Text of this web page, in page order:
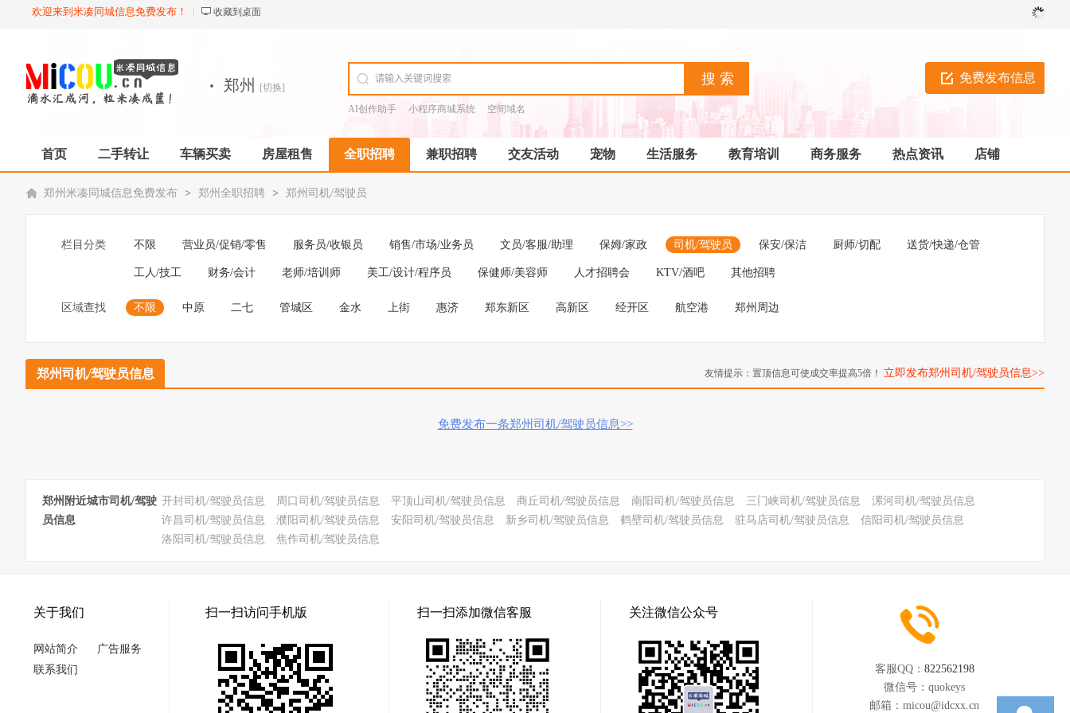
欢迎来到米凑同城信息免费发布！ 收藏到桌面
免费发布信息
· 郑州
[切换]
AI创作助手
小程序商城系统 空间域名
首页 二手转让 车辆买卖 房屋租售 全职招聘 兼职招聘 交友活动 宠物 生活服务 教育培训 商务服务 热点资讯 店铺
郑州米凑同城信息免费发布 > 郑州全职招聘 > 郑州司机/驾驶员
栏目分类 不限 营业员/促销/零售 服务员/收银员 销售/市场/业务员 文员/客服/助理 保姆/家政 司机/驾驶员 保安/保洁 厨师/切配 送货/快递/仓管
工人/技工 财务/会计 老师/培训师 美工/设计/程序员 保健师/美容师 人才招聘会 KTV/酒吧 其他招聘
区域查找 不限 中原 二七 管城区 金水 上街 惠济 郑东新区 高新区 经开区 航空港 郑州周边
郑州司机/驾驶员信息 友情提示：置顶信息可使成交率提高5倍！ 立即发布郑州司机/驾驶员信息>>
免费发布一条郑州司机/驾驶员信息>>
郑州附近城市司机/驾驶
员信息
开封司机/驾驶员信息 周口司机/驾驶员信息 平顶山司机/驾驶员信息 商丘司机/驾驶员信息 南阳司机/驾驶员信息 三门峡司机/驾驶员信息
漯河司机/驾驶员信息
许昌司机/驾驶员信息
濮阳司机/驾驶员信息 安阳司机/驾驶员信息 新乡司机/驾驶员信息 鹤壁司机/驾驶员信息 驻马店司机/驾驶员信息
信阳司机/驾驶员信息
洛阳司机/驾驶员信息
焦作司机/驾驶员信息
关于我们
网站简介
广告服务
联系我们
扫一扫访问手机版 扫一扫添加微信客服 关注微信公众号
客服QQ： 822562198
微信号： quokeys
邮箱： micou@idcxx.cn